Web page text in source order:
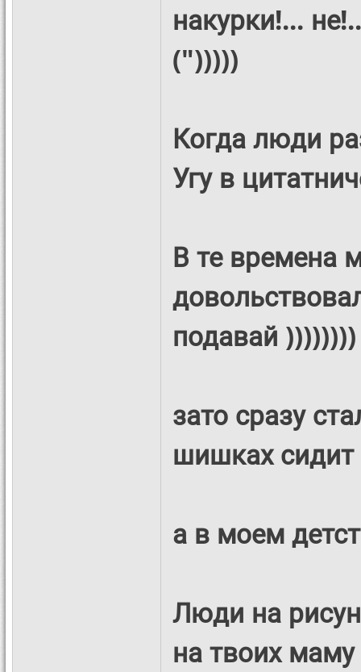
накурки!...
(")))))
Когда люди
Угу в
В те времена
подавай ))))))))
зато сразу
шишках сидит
а в моем
Люди на
на твоих